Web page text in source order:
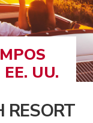
UU.
RESORT